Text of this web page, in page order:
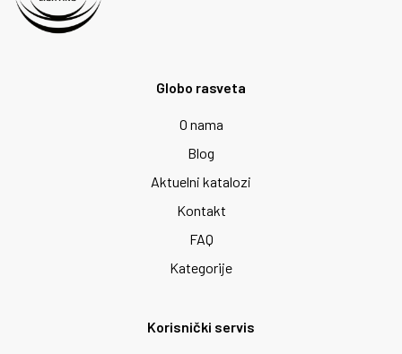
Globo rasveta
O nama
Blog
Aktuelni katalozi
Kontakt
FAQ
Kategorije
Korisnički servis